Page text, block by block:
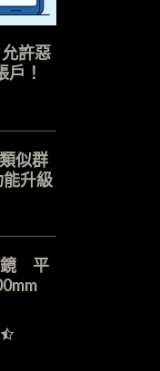
許惡
！
似群
升級
鏡 平